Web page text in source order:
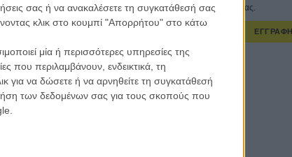
σας ή να ανακαλέσετε τη συγκατάθεσή σας
κλικ στο κουμπί "Απορρήτου" στο κάτω
μία ή περισσότερες υπηρεσίες της
που περιλαμβάνουν, ενδεικτικά, τη
για να δώσετε ή να αρνηθείτε τη συγκατάθεσή
των δεδομένων σας για τους σκοπούς που
Εγγράψου στο εβδομαδιαίο newsletter μας.
ΕΓΓΡΑΦΗ
Θέλω να λαμβάνω τα newsletter σας.